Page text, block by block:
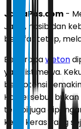
JawaPos.com -
Jawa, nasib dan
bersifat tetap,
Beberapaweton
yang istimewa.
berpotensi
Hal tersebut
tetapi juga
kerja keras yang